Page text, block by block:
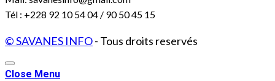
Tél : +228 92 10 54 04 / 90 50 45 15
© SAVANES INFO- Tous droits reservés
Close Menu